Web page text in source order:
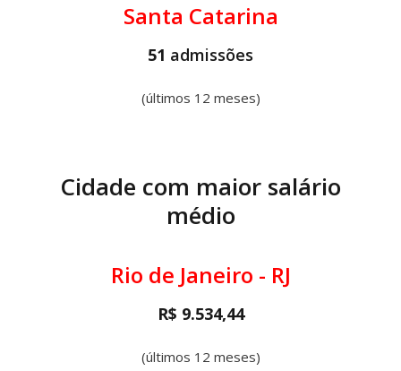
Santa Catarina
51 admissões
(últimos 12 meses)
Cidade com maior salário
médio
Rio de Janeiro - RJ
R$ 9.534,44
(últimos 12 meses)